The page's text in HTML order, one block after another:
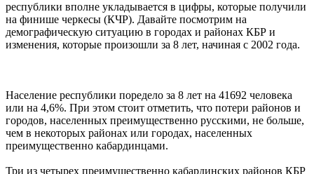
республики вполне укладывается в цифры, которые получили
на финише черкесы (КЧР). Давайте посмотрим на
демографическую ситуацию в городах и районах КБР и
изменения, которые произошли за 8 лет, начиная с 2002 года.
Население республики поредело за 8 лет на 41692 человека
или на 4,6%. При этом стоит отметить, что потери районов и
городов, населенных преимущественно русскими, не больше,
чем в некоторых районах или городах, населенных
преимущественно кабардинцами.
Три из четырех преимущественно кабардинских районов КБР